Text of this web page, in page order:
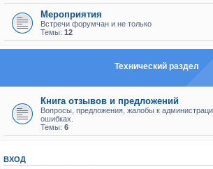
Мероприятия
Встречи форумчан и не только
Темы: 12
Технический раздел
Книга отзывов и предложений
Вопросы, предложения, жалобы к
ошибках.
Темы: 6
ВХОД